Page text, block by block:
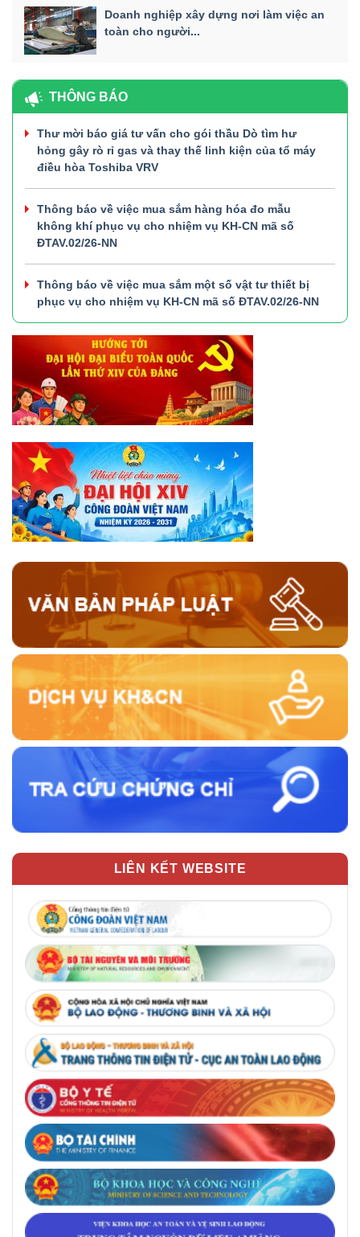
Doanh nghiệp xây dựng nơi làm việc an
toàn cho người...
THÔNG BÁO
Thư mời báo giá tư vấn cho gói thầu Dò tìm hư
hỏng gây rò rỉ gas và thay thế linh kiện của tổ máy
điều hòa Toshiba VRV
Thông báo về việc mua sắm hàng hóa đo mẫu
không khí phục vụ cho nhiệm vụ KH-CN mã số
ĐTAV.02/26-NN
Thông báo về việc mua sắm một số vật tư thiết bị
phục vụ cho nhiệm vụ KH-CN mã số ĐTAV.02/26-NN
LIÊN KẾT WEBSITE